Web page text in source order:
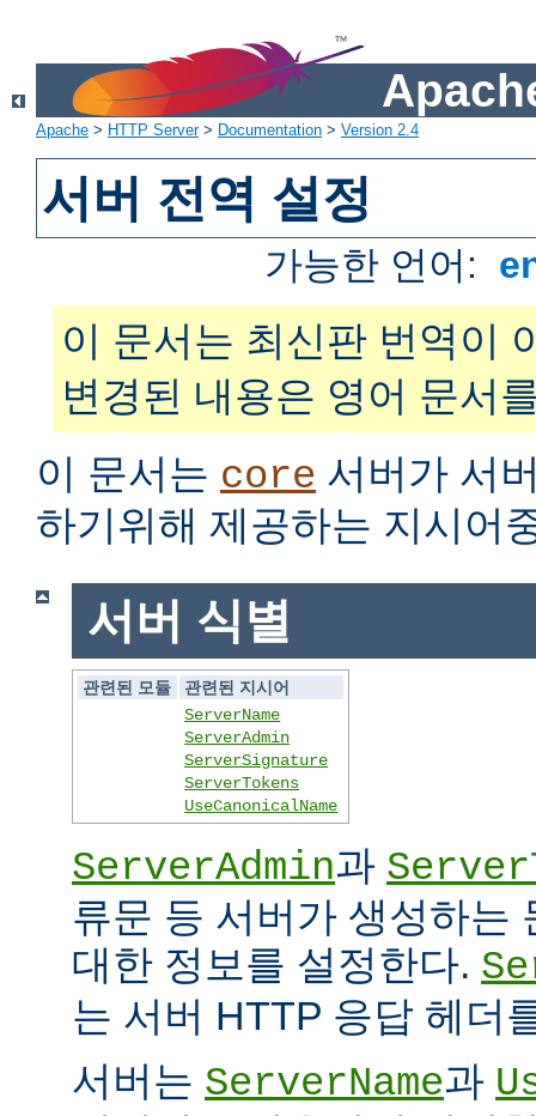
Apache > HTTP Server> Documentation > Version 2.4
서버 전역 설정
가능한 언어:
이 문서는 최신판 번역이
변경된 내용은 영어 문서
이 문서는 core 서버가 서
하기위해 제공하는 지시어
서버 식별
관련된 모듈
관련된 지시어
ServerName
ServerAdmin
ServerSignature
ServerTokens
UseCanonicalName
ServerAdmin과
류문 등 서버가 생성하는
대한 정보를 설정한다.
는 서버 HTTP 응답 헤더
서버는 ServerName과